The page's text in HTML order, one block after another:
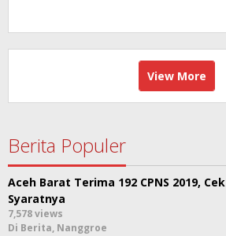
View More
Berita Populer
Aceh Barat Terima 192 CPNS 2019, Cek
Syaratnya
7,578 views
Di Berita, Nanggroe